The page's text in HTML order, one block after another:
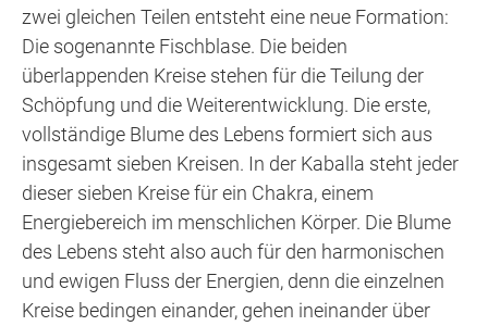
zwei gleichen Teilen entsteht eine neue Formation:
Die sogenannte Fischblase. Die beiden
überlappenden Kreise stehen für die Teilung der
Schöpfung und die Weiterentwicklung. Die erste,
vollständige Blume des Lebens formiert sich aus
insgesamt sieben Kreisen. In der Kaballa steht jeder
dieser sieben Kreise für ein Chakra, einem
Energiebereich im menschlichen Körper. Die Blume
des Lebens steht also auch für den harmonischen
und ewigen Fluss der Energien, denn die einzelnen
Kreise bedingen einander, gehen ineinander über